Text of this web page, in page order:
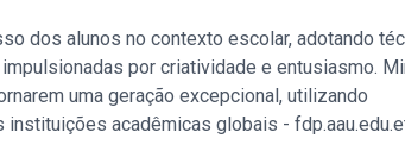
dos alunos no contexto escolar, adotando
por criatividade e entusiasmo.
uma geração excepcional, utilizando
acadêmicas globais -